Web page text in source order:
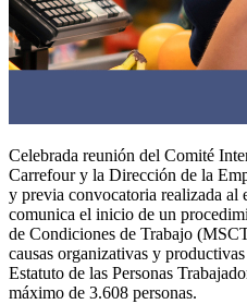
Celebrada reunión del Comité
Carrefour y la Dirección de la
y previa convocatoria realizada al
comunica el inicio de un
de Condiciones de Trabajo
causas organizativas y
Estatuto de las Personas
máximo de 3.608 personas.